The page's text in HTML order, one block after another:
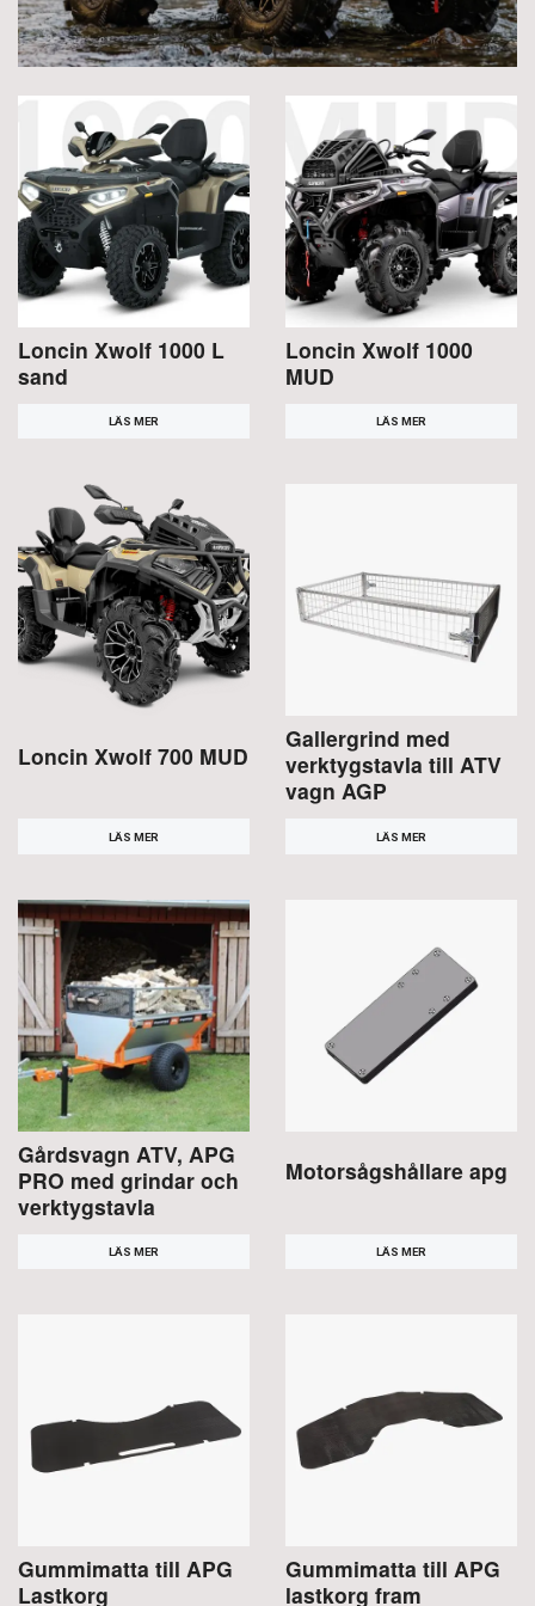
Loncin Xwolf 1000 L
sand
LÄS MER
Loncin Xwolf 1000
MUD
LÄS MER
Loncin Xwolf 700 MUD
LÄS MER
Gallergrind med
verktygstavla till ATV
vagn AGP
LÄS MER
Gårdsvagn ATV, APG
PRO med grindar och
verktygstavla
LÄS MER
Motorsågshållare apg
LÄS MER
Gummimatta till APG
Lastkorg
Gummimatta till APG
lastkorg fram